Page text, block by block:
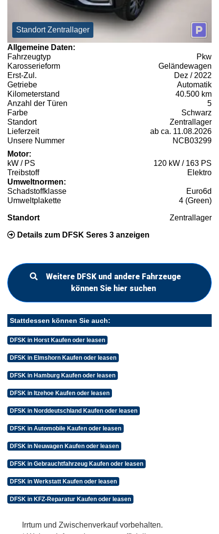
Standort Zentrallager
Allgemeine Daten:
Fahrzeugtyp
Pkw
Karosserieform
Geländewagen
Erst-Zul.
Dez / 2022
Getriebe
Automatik
Kilometerstand
40.500 km
Anzahl der Türen
5
Farbe
Schwarz
Standort
Zentrallager
Lieferzeit
ab ca. 11.08.2026
Unsere Nummer
NCB03299
Motor:
kW / PS
120 kW / 163 PS
Treibstoff
Elektro
Umweltnormen:
Schadstoffklasse
Euro6d
Umweltplakette
4 (Green)
Standort Zentrallager
Details zum DFSK Seres 3 anzeigen
Weitere DFSK und andere Fahrzeuge
können Sie hier suchen
Stattdessen können Sie auch:
DFSK in Horst Kaufen oder leasen
DFSK in Elmshorn Kaufen oder leasen
DFSK in Hamburg Kaufen oder leasen
DFSK in Itzehoe Kaufen oder leasen
DFSK in Norddeutschland Kaufen oder leasen
DFSK in Automobile Kaufen oder leasen
DFSK in Neuwagen Kaufen oder leasen
DFSK in Gebrauchtfahrzeug Kaufen oder leasen
DFSK in Werkstatt Kaufen oder leasen
DFSK in KFZ-Reparatur Kaufen oder leasen
Irrtum und Zwischenverkauf vorbehalten.